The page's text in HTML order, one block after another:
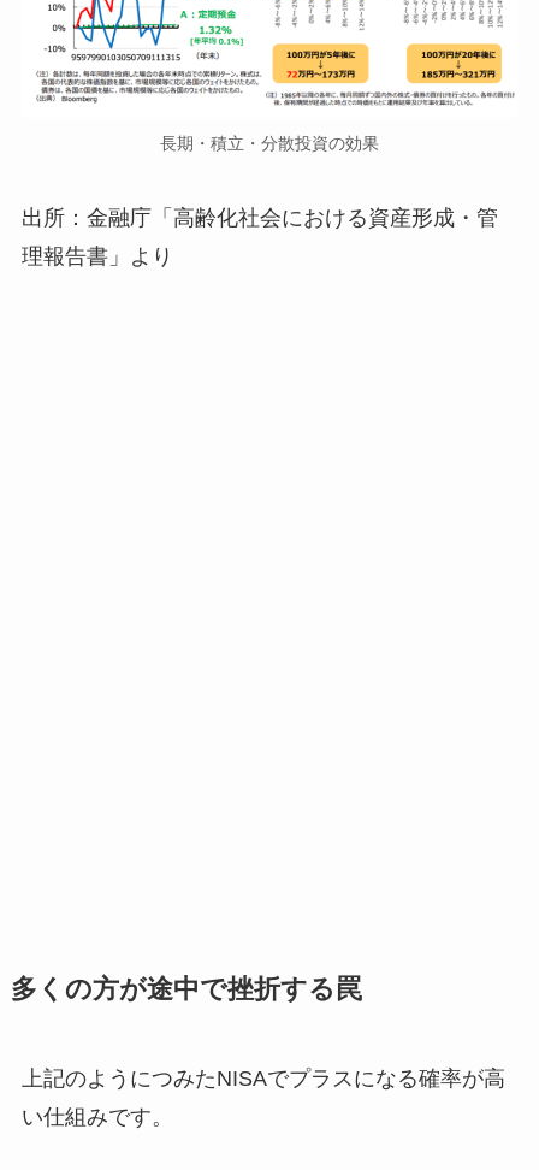
長期・積立・分散投資の効果
出所：金融庁「高齢化社会における資産形成・管
理報告書」より
多くの方が途中で挫折する罠
上記のようにつみたNISAでプラスになる確率が高
い仕組みです。